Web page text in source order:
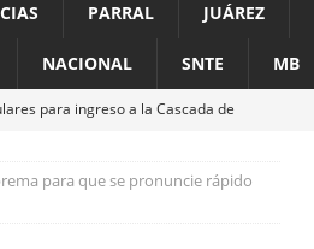
PARRAL JUÁREZ
NACIONAL SNTE MB
para ingreso a la Cascada de
Superior de Fuerza Aérea y
para que se pronuncie rápido